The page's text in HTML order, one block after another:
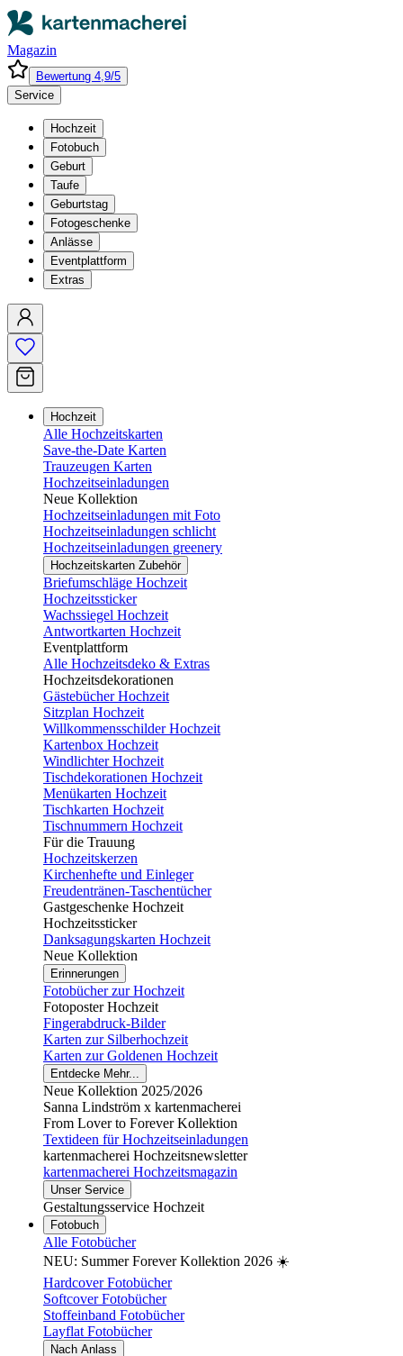
Magazin
Bewertung 4,9/5
Service
Hochzeit
Fotobuch
Geburt
Taufe
Geburtstag
Fotogeschenke
Anlässe
Eventplattform
Extras
Hochzeit
Alle Hochzeitskarten
Save-the-Date Karten
Trauzeugen Karten
Hochzeitseinladungen
Neue Kollektion
Hochzeitseinladungen mit Foto
Hochzeitseinladungen schlicht
Hochzeitseinladungen greenery
Hochzeitskarten Zubehör
Briefumschläge Hochzeit
Hochzeitssticker
Wachssiegel Hochzeit
Antwortkarten Hochzeit
Eventplattform
Alle Hochzeitsdeko & Extras
Hochzeitsdekorationen
Gästebücher Hochzeit
Sitzplan Hochzeit
Willkommensschilder Hochzeit
Kartenbox Hochzeit
Windlichter Hochzeit
Tischdekorationen Hochzeit
Menükarten Hochzeit
Tischkarten Hochzeit
Tischnummern Hochzeit
Für die Trauung
Hochzeitskerzen
Kirchenhefte und Einleger
Freudentränen-Taschentücher
Gastgeschenke Hochzeit
Hochzeitssticker
Danksagungskarten Hochzeit
Neue Kollektion
Erinnerungen
Fotobücher zur Hochzeit
Fotoposter Hochzeit
Fingerabdruck-Bilder
Karten zur Silberhochzeit
Karten zur Goldenen Hochzeit
Entdecke Mehr...
Neue Kollektion 2025/2026
Sanna Lindström x kartenmacherei
From Lover to Forever Kollektion
Textideen für Hochzeitseinladungen
kartenmacherei Hochzeitsnewsletter
kartenmacherei Hochzeitsmagazin
Unser Service
Gestaltungsservice Hochzeit
Fotobuch
Alle Fotobücher
NEU: Summer Forever Kollektion 2026 ☀️
Hardcover Fotobücher
Softcover Fotobücher
Stoffeinband Fotobücher
Layflat Fotobücher
Nach Anlass